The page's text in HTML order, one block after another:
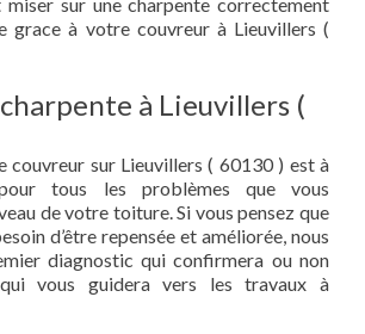
grace à votre couvreur à Lieuvillers (
à Lieuvillers (
couvreur sur Lieuvillers ( 60130 ) est à
tous les problèmes que vous
de votre toiture. Si vous pensez que
d’être repensée et améliorée, nous
diagnostic qui confirmera ou non
vous guidera vers les travaux à